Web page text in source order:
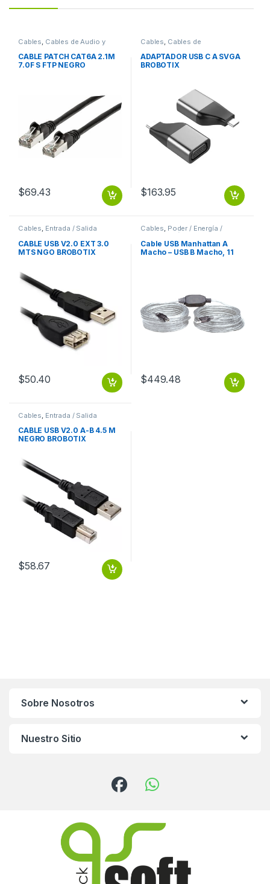
Cables Cables de Audio y
CABLE PATCH CAT6A 2.1M
7.0F S FTP NEGRO
$69.43
Cables Cables de
Computadora
ADAPTADOR USB C A SVGA
BROBOTIX
$163.95
Cables, Entrada / Salida
CABLE USB V2.0 EXT 3.0
MTS NGO BROBOTIX
$50.40
Cables, Poder / Energía /
Alimentación
Cable USB Manhattan A
Macho – USB B Macho, 11
$449.48
Cables Entrada / Salida
CABLE USB V2.0 A-B 4.5 M
NEGRO BROBOTIX
$58.67
Sobre Nosotros
Nuestro Sitio